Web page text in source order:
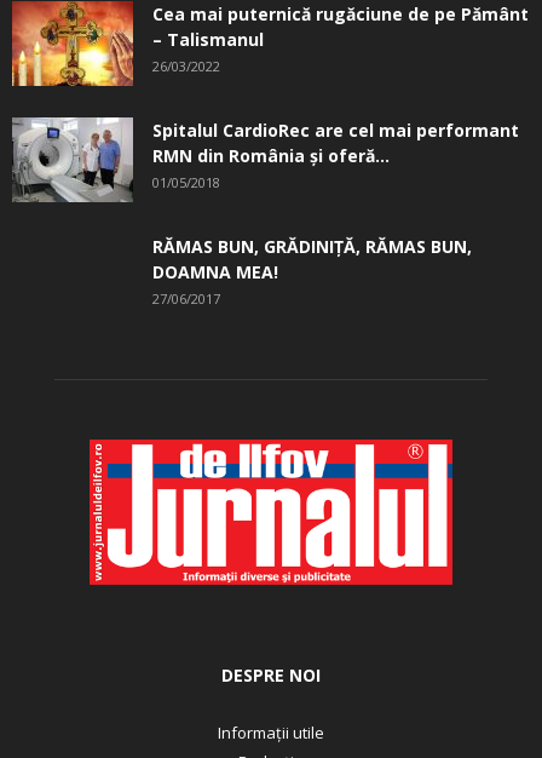
Cea mai puternică rugăciune de pe Pământ
– Talismanul
26/03/2022
Spitalul CardioRec are cel mai performant
RMN din România și oferă...
01/05/2018
RĂMAS BUN, GRĂDINIŢĂ, ­RĂMAS BUN,
DOAMNA MEA!
27/06/2017
DESPRE NOI
Informații utile